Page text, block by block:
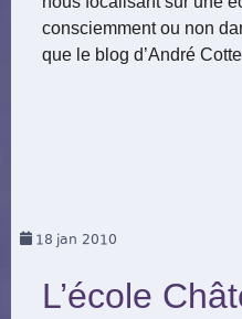
consciemment ou non
que le blog d’André
18 jan 2010
L’école